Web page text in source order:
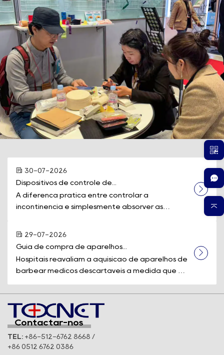
30-07-2026
Dispositivos de controle de...
A diferença prática entre controlar a
incontinência e simplesmente absorver as
29-07-2026
Guia de compra de aparelhos...
Hospitais reavaliam a aquisição de aparelhos de
barbear médicos descartáveis à medida que os
Contactar-nos
TEL: +86-512-6762 8668 /
+86 0512 6762 0386